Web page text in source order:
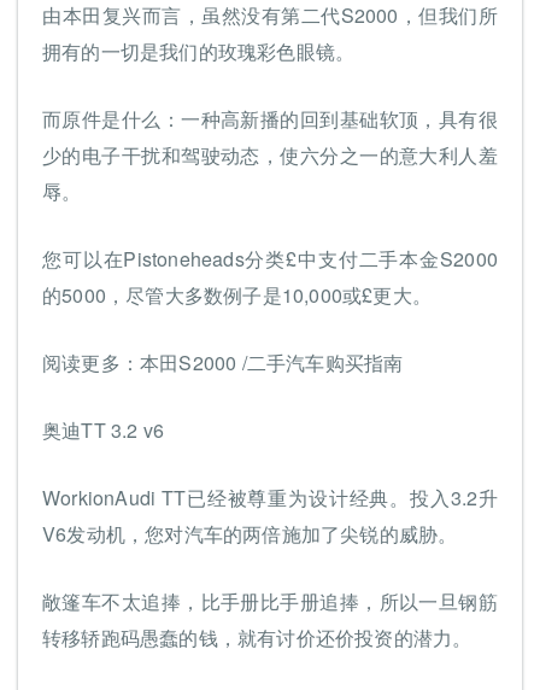
由本田复兴而言，虽然没有第二代S2000，但我们所
拥有的一切是我们的玫瑰彩色眼镜。
而原件是什么：一种高新播的回到基础软顶，具有很
少的电子干扰和驾驶动态，使六分之一的意大利人羞
辱。
您可以在Pistoneheads分类£中支付二手本金S2000
的5000，尽管大多数例子是10,000或£更大。
阅读更多：本田S2000 /二手汽车购买指南
奥迪TT 3.2 v6
WorkionAudi TT已经被尊重为设计经典。投入3.2升
V6发动机，您对汽车的两倍施加了尖锐的威胁。
敞篷车不太追捧，比手册比手册追捧，所以一旦钢筋
转移轿跑码愚蠢的钱，就有讨价还价投资的潜力。